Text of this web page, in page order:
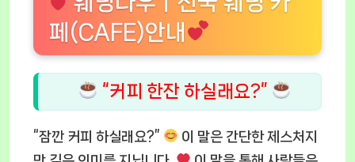
페(CAFE)안내
“커피 한잔 하실래요?”
“잠깐 커피 하실래요?”
이 말은 간단한 제스처지